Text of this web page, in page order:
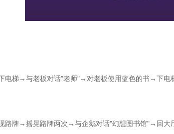
梯→与老板对话"老师"→对老板使用蓝色的书→下
牌→摇晃路牌两次→与企鹅对话"幻想图书馆"→回